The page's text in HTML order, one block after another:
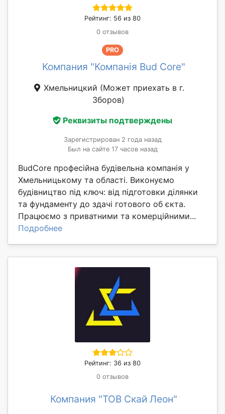
Рейтинг: 56 из 80
0 отзывов
PRO
Компания "Компанія Bud Core"
Хмельницкий (Может приехать в г.
Зборов)
Реквизиты подтверждены
Зарегистрирован 2 года назад
Был на сайте 17 часов назад
BudCore професійна будівельна компанія у
Хмельницькому та області. Виконуємо
будівництво під ключ: від підготовки ділянки
та фундаменту до здачі готового об єкта.
Працюємо з приватними та комерційними...
Подробнее
Рейтинг: 36 из 80
0 отзывов
Компания "ТОВ Скай Леон"